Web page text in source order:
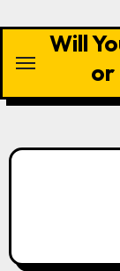
content
Will
or